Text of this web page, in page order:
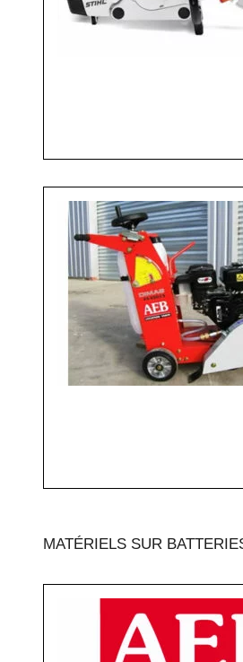
MATÉRIELS SUR